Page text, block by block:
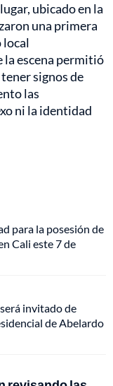
ubicado en la
una primera
local
la escena permitió
signos de
las
ni la identidad
para la posesión de
Cali este 7 de
invitado de
de Abelardo